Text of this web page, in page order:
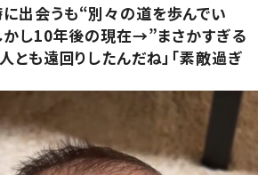
出会うも“別々の道を歩んでい
かし10年後の現在→”まさかすぎる
とも遠回りしたんだね」「素敵過ぎ